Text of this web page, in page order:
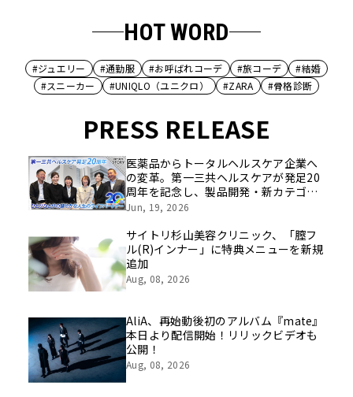
HOT WORD
#ジュエリー #通勤服 #お呼ばれコーデ #旅コーデ
#結婚
#スニーカー
#UNIQLO（ユニクロ） #ZARA #骨格診断
PRESS RELEASE
医薬品からトータルヘルスケア企業へ
の変革。第一三共ヘルスケアが発足20
周年を記念し、製品開発・新カテゴリ
挑戦の舞台や旧社統合時のエピソード
像を公開！
Jun, 19, 2026
サイトリ杉山美容クリニック、「膣フ
ル(R)インナー」に特典メニューを新規
追加
Aug, 08, 2026
AliA、再始動後初のアルバム『mate』
本日より配信開始！リリックビデオも
公開！
Aug, 08, 2026